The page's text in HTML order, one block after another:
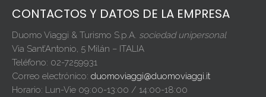
CONTACTOS Y DATOS DE LA EMPRESA
Duomo Viaggi & Turismo S.p.A. sociedad unipersonal
Via Sant’Antonio, 5 Milán – ITALIA
Teléfono: 02-7259931
Correo electrónico: duomoviaggi@duomoviaggi.it
Horario: Lun-Vie 09:00-13:00 / 14:00-18:00